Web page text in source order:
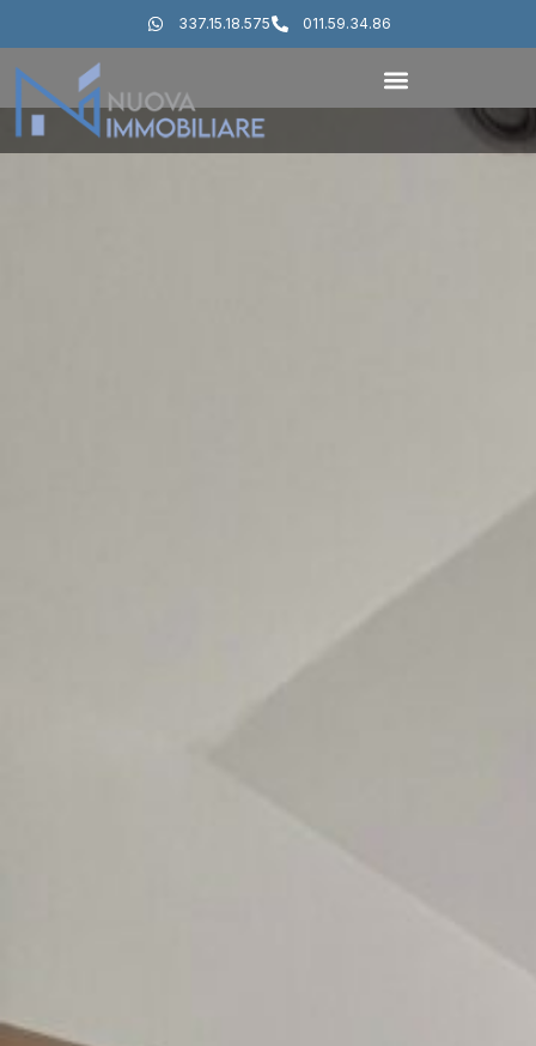
337.15.18.575 011.59.34.86